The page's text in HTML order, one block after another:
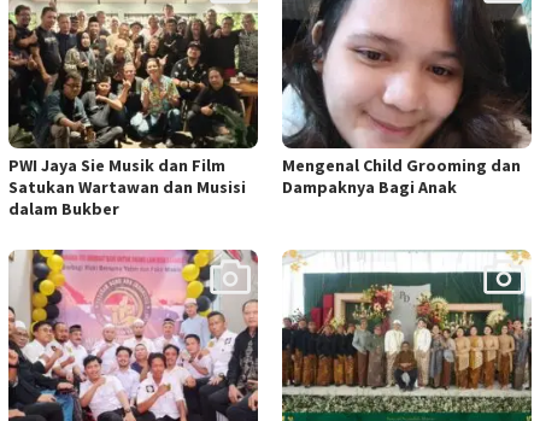
PWI Jaya Sie Musik dan Film
Satukan Wartawan dan Musisi
dalam Bukber
Mengenal Child Grooming dan
Dampaknya Bagi Anak